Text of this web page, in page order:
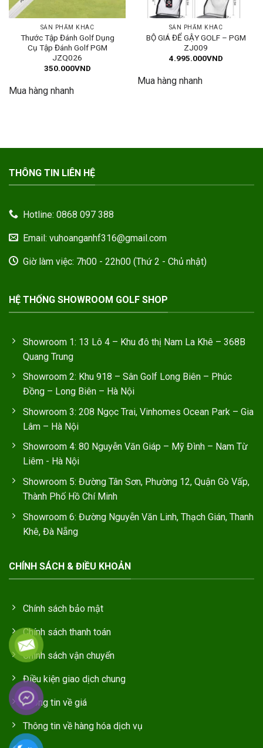
SẢN PHẨM KHÁC
Thước Tập Đánh Golf Dụng
Cụ Tập Đánh Golf PGM
JZQ026
350.000VND
Mua hàng nhanh
SẢN PHẨM KHÁC
BỘ GIÁ ĐỂ GẬY GOLF – PGM
ZJ009
4.995.000VND
Mua hàng nhanh
THÔNG TIN LIÊN HỆ
Hotline: 0868 097 388
Email: vuhoanganhf316@gmail.com
Giờ làm việc: 7h00 - 22h00 (Thứ 2 - Chủ nhật)
HỆ THỐNG SHOWROOM GOLF SHOP
Showroom 1: 13 Lô 4 – Khu đô thị Nam La Khê – 368B
Quang Trung
Showroom 2: Khu 918 – Sân Golf Long Biên – Phúc
Đồng – Long Biên – Hà Nội
Showroom 3: 208 Ngọc Trai, Vinhomes Ocean Park – Gia
Lâm – Hà Nội
Showroom 4: 80 Nguyễn Văn Giáp – Mỹ Đình – Nam Từ
Liêm - Hà Nội
Showroom 5: Đường Tân Sơn, Phường 12, Quận Gò Vấp,
Thành Phố Hồ Chí Minh
Showroom 6: Đường Nguyễn Văn Linh, Thạch Gián, Thanh
Khê, Đà Nẵng
CHÍNH SÁCH & ĐIỀU KHOẢN
Chính sách bảo mật
Chính sách thanh toán
Chính sách vận chuyển
Điều kiện giao dịch chung
Thông tin về giá
Thông tin về hàng hóa dịch vụ